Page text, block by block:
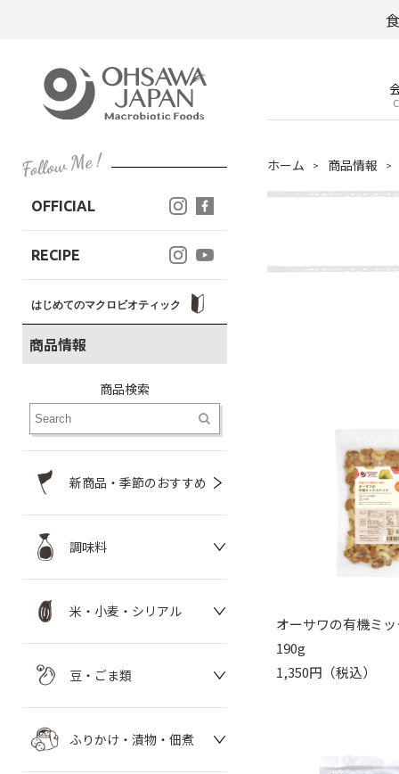
OFFICIAL
RECIPE
はじめてのマクロビオティック
商品情報
商品検索
新商品・季節のおすすめ
調味料
米・小麦・シリアル
豆・ごま類
ふりかけ・漬物・佃煮
ホーム 商品情報
オーサワの有機ミ
190g
1,350円（税込）